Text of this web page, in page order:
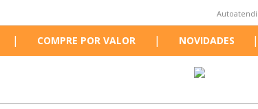
| COMPRE POR VALOR | NOVIDADES |